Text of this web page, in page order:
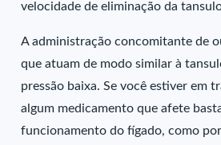
velocidade de eliminação da
A administração concomitante de
que atuam de modo similar à
pressão baixa. Se você estiver em
algum medicamento que afete
funcionamento do fígado, como